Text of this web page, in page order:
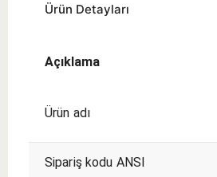
Ürün Detayları
Açıklama
Ürün adı
Sipariş kodu ANSI